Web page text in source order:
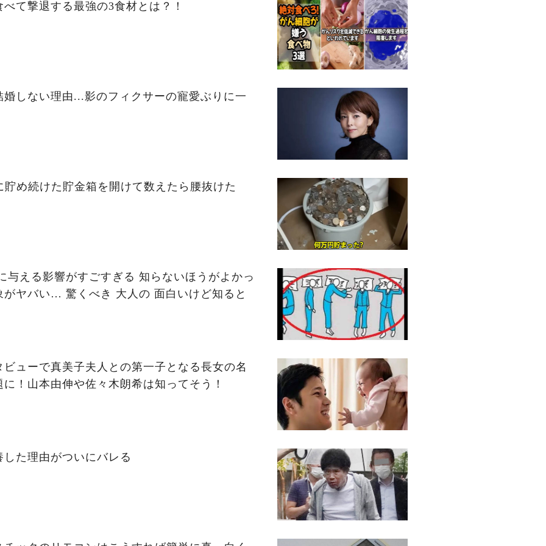
て撃退する最強の3食材とは？！
しない理由...影のフィクサーの寵愛ぶりに一
め続けた貯金箱を開けて数えたら腰抜けた
与える影響がすごすぎる 知らないほうがよかっ
がヤバい… 驚くべき 大人の 面白いけど知ると
ューで真美子夫人との第一子となる長女の名
！山本由伸や佐々木朗希は知ってそう！
た理由がついにバレる